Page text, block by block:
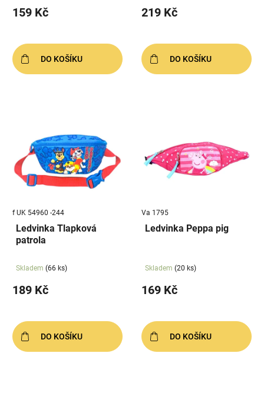
159 Kč
DO KOŠÍKU
219 Kč
DO KOŠÍKU
f UK 54960 -244
Ledvinka Tlapková
patrola
Skladem (66 ks)
189 Kč
DO KOŠÍKU
Va 1795
Ledvinka Peppa pig
Skladem (20 ks)
169 Kč
DO KOŠÍKU